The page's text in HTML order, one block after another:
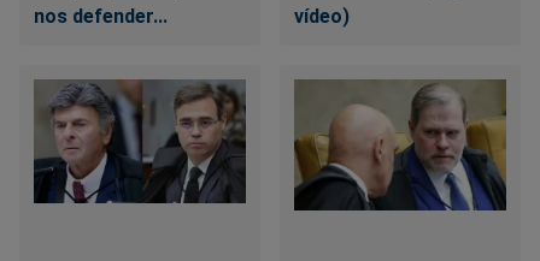
nos defender...
vídeo)